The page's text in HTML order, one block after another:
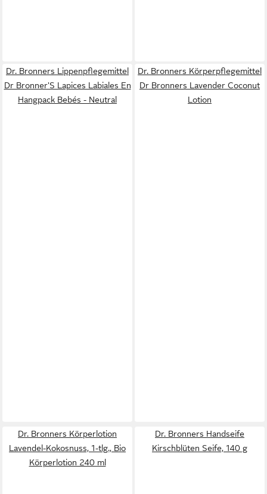
Dr. Bronners Lippenpflegemittel
Dr Bronner'S Lapices Labiales En
Hangpack Bebés - Neutral
Dr. Bronners Körperpflegemittel
Dr Bronners Lavender Coconut
Lotion
Dr. Bronners Körperlotion
Lavendel-Kokosnuss, 1-tlg., Bio
Körperlotion 240 ml
Dr. Bronners Handseife
Kirschblüten Seife, 140 g